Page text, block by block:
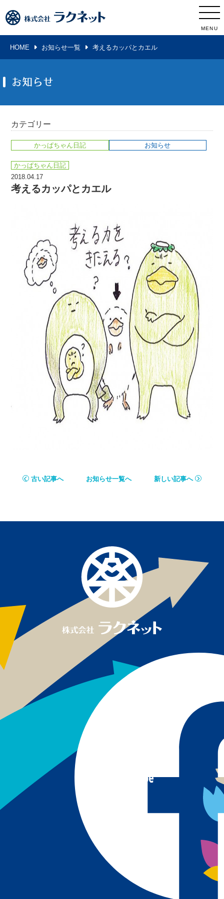
MENU
HOME お知らせ一覧 考えるカッパとカエル
お知らせ
かっぱちゃん日記
2018.04.17
考えるカッパとカエル
古い記事へ お知らせ一覧へ 新しい記事へ
カテゴリー
かっぱちゃん日記 お知らせ